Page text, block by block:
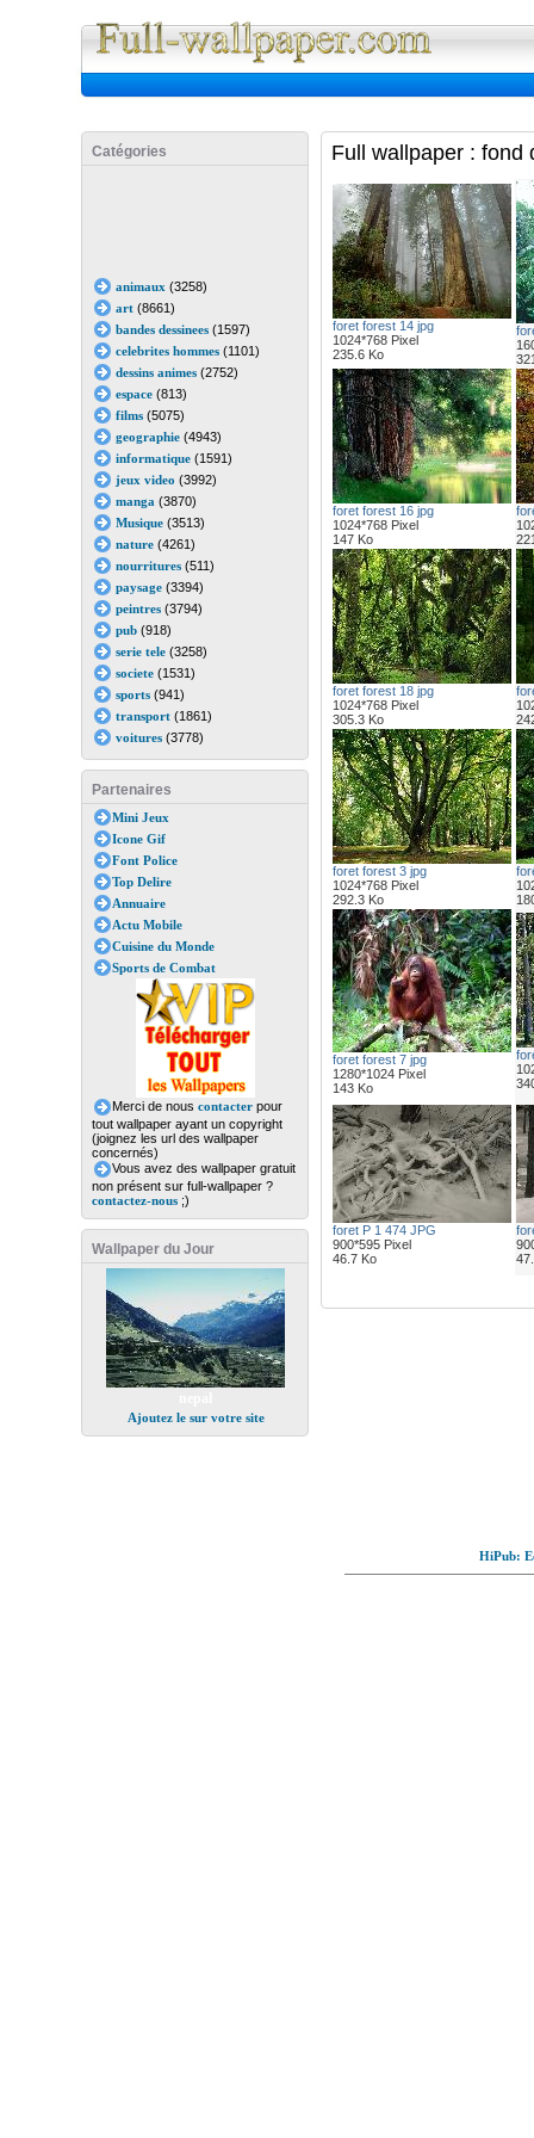
Catégories
animaux (3258)
art(8661)
bandes dessinees(1597)
celebrites hommes(1101)
dessins animes(2752)
espace(813)
films(5075)
geographie(4943)
informatique(1591)
jeux video (3992)
manga (3870)
Musique(3513)
nature(4261)
nourritures(511)
paysage(3394)
peintres(3794)
pub(918)
serie tele(3258)
societe(1531)
sports(941)
transport(1861)
voitures(3778)
Partenaires
Mini Jeux
Icone Gif
Font Police
Top Delire
Annuaire
Actu Mobile
Cuisine du Monde
Sports de Combat
Merci de nous contacterpour
tout wallpaper ayant un copyright
(joignez les url des wallpaper
concernés)
Vous avez des wallpaper gratuit
non présent sur full-wallpaper ?
contactez-nous;)
Wallpaper du Jour
Ajoutez le sur votre site
Full wallpaper : fond
foret forest 14 jpg
1024*768 Pixel
235.6 Ko
foret forest 16 jpg
1024*768 Pixel
147 Ko
foret forest 18 jpg
1024*768 Pixel
305.3 Ko
foret forest 3 jpg
1024*768 Pixel
292.3 Ko
foret forest 7 jpg
1280*1024 Pixel
143 Ko
foret P 1 474 JPG
900*595 Pixel
46.7 Ko
HiPub: